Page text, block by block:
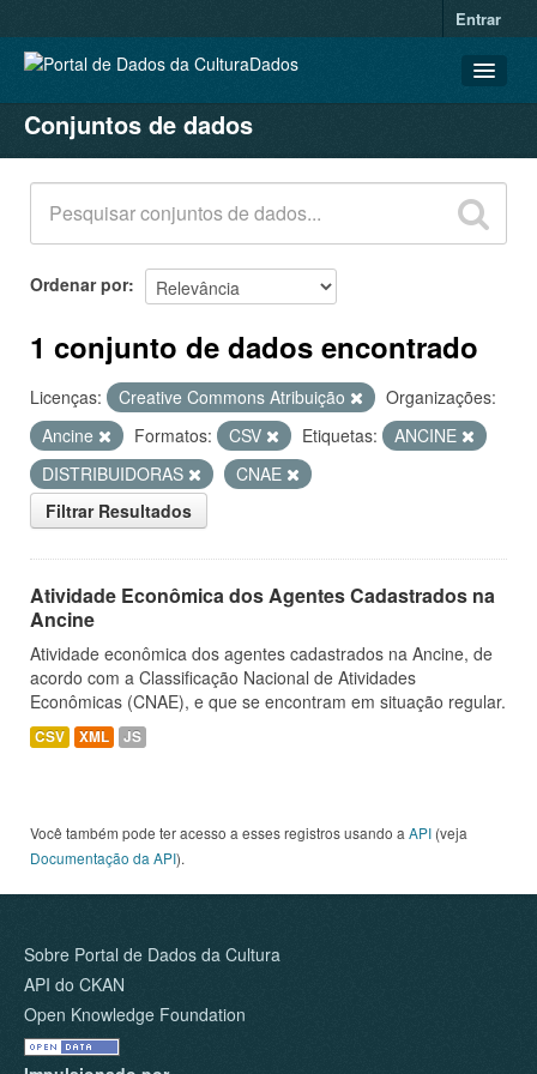
Entrar
CONJUNTOS DE DADOS
ORGANIZAÇÕES
GRUPOS
SOBRE
Conjuntos de dados
Ordenar por
1 conjunto de dados encontrado
Licenças: Creative Commons Atribuição
Organizações:
Ancine
Formatos: CSV Etiquetas:
ANCINE
DISTRIBUIDORAS
CNAE
Filtrar Resultados
Atividade Econômica dos Agentes Cadastrados na
Ancine
Atividade econômica dos agentes cadastrados na Ancine, de
acordo com a Classificação Nacional de Atividades
Econômicas (CNAE), e que se encontram em situação regular.
CSV XML JS
Você também pode ter acesso a esses registros usando a API (veja
Documentação da API).
Sobre Portal de Dados da Cultura
API do CKAN
Open Knowledge Foundation